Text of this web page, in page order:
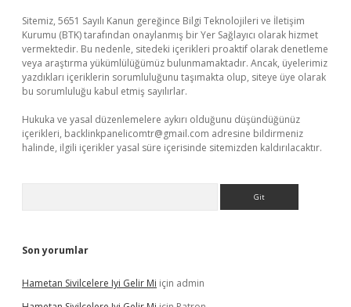
Sitemiz, 5651 Sayılı Kanun gereğince Bilgi Teknolojileri ve İletişim
Kurumu (BTK) tarafından onaylanmış bir Yer Sağlayıcı olarak hizmet
vermektedir. Bu nedenle, sitedeki içerikleri proaktif olarak denetleme
veya araştırma yükümlülüğümüz bulunmamaktadır. Ancak, üyelerimiz
yazdıkları içeriklerin sorumluluğunu taşımakta olup, siteye üye olarak
bu sorumluluğu kabul etmiş sayılırlar.
Hukuka ve yasal düzenlemelere aykırı olduğunu düşündüğünüz
içerikleri, backlinkpanelicomtr@gmail.com adresine bildirmeniz
halinde, ilgili içerikler yasal süre içerisinde sitemizden kaldırılacaktır.
Son yorumlar
Hametan Sivilcelere Iyi Gelir Mi için admin